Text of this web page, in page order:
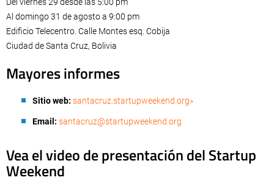
Del viernes 29 desde las 5:00 pm
Al domingo 31 de agosto a 9:00 pm
Edificio Telecentro. Calle Montes esq. Cobija
Ciudad de Santa Cruz, Bolivia
Mayores informes
Sitio web: santacruz.startupweekend.org»
Email: santacruz@startupweekend.org
Vea el video de presentación del Startup
Weekend